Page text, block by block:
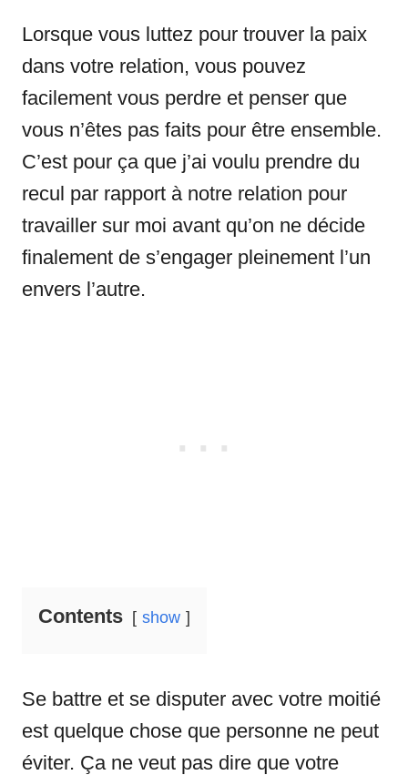
Lorsque vous luttez pour trouver la paix
dans votre relation, vous pouvez
facilement vous perdre et penser que
vous n’êtes pas faits pour être ensemble.
C’est pour ça que j’ai voulu prendre du
recul par rapport à notre relation pour
travailler sur moi avant qu’on ne décide
finalement de s’engager pleinement l’un
envers l’autre.
Contents show
Se battre et se disputer avec votre moitié
est quelque chose que personne ne peut
éviter. Ça ne veut pas dire que votre